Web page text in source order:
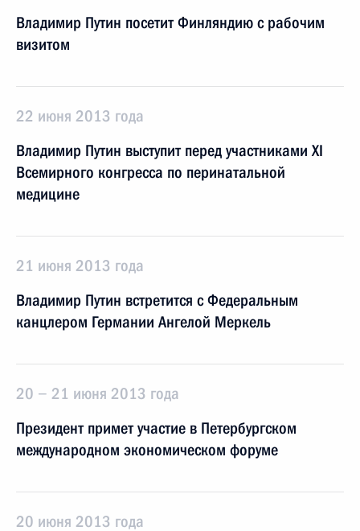
Владимир Путин посетит Финляндию с рабочим
визитом
22 июня 2013 года
Владимир Путин выступит перед участниками XI
Всемирного конгресса по перинатальной
медицине
21 июня 2013 года
Владимир Путин встретится с Федеральным
канцлером Германии Ангелой Меркель
20 − 21 июня 2013 года
Президент примет участие в Петербургском
международном экономическом форуме
20 июня 2013 года